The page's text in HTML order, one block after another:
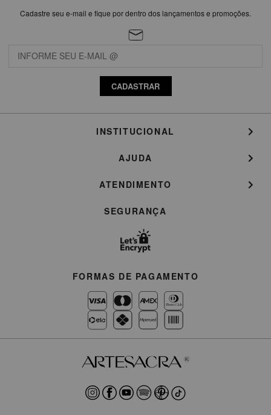
Cadastre seu e-mail e fique por dentro dos lançamentos e promoções.
CADASTRAR
INSTITUCIONAL
AJUDA
ATENDIMENTO
SEGURANÇA
FORMAS DE PAGAMENTO